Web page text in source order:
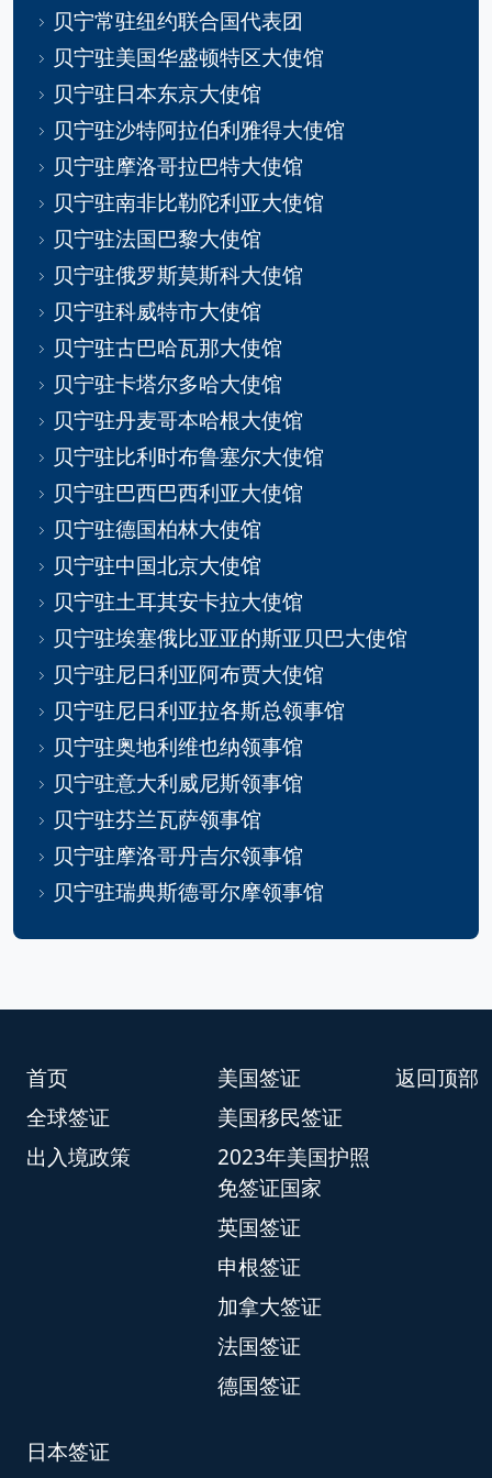
贝宁常驻纽约联合国代表团
贝宁驻美国华盛顿特区大使馆
贝宁驻日本东京大使馆
贝宁驻沙特阿拉伯利雅得大使馆
贝宁驻摩洛哥拉巴特大使馆
贝宁驻南非比勒陀利亚大使馆
贝宁驻法国巴黎大使馆
贝宁驻俄罗斯莫斯科大使馆
贝宁驻科威特市大使馆
贝宁驻古巴哈瓦那大使馆
贝宁驻卡塔尔多哈大使馆
贝宁驻丹麦哥本哈根大使馆
贝宁驻比利时布鲁塞尔大使馆
贝宁驻巴西巴西利亚大使馆
贝宁驻德国柏林大使馆
贝宁驻中国北京大使馆
贝宁驻土耳其安卡拉大使馆
贝宁驻埃塞俄比亚亚的斯亚贝巴大使馆
贝宁驻尼日利亚阿布贾大使馆
贝宁驻尼日利亚拉各斯总领事馆
贝宁驻奥地利维也纳领事馆
贝宁驻意大利威尼斯领事馆
贝宁驻芬兰瓦萨领事馆
贝宁驻摩洛哥丹吉尔领事馆
贝宁驻瑞典斯德哥尔摩领事馆
返回顶部
首页
全球签证
出入境政策
美国签证
美国移民签证
2023年美国护照
免签证国家
英国签证
申根签证
加拿大签证
法国签证
德国签证
日本签证